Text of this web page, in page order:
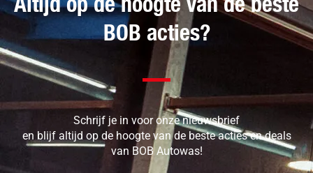
BOB acties?
Schrijf je in voor onze nieuwsbrief
en blijf altijd op de hoogte van de beste acties en deals
van BOB Autowas!